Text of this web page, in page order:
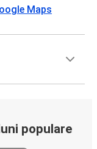
Maps
populare